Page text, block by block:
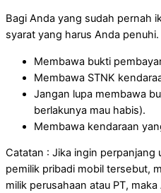
Bagi Anda yang sudah pernah
syarat yang harus Anda penuhi.
Membawa bukti
Membawa STNK
Jangan lupa membawa
berlakunya mau habis).
Membawa kendaraan
Catatan : Jika ingin perpanjang
pemilik pribadi mobil tersebut,
milik perusahaan atau PT,